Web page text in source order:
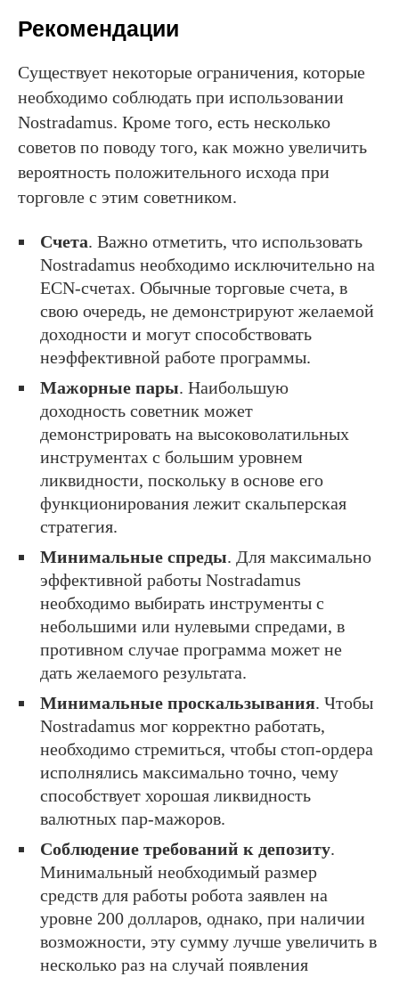
Рекомендации
Существует некоторые ограничения, которые
необходимо соблюдать при использовании
Nostradamus. Кроме того, есть несколько
советов по поводу того, как можно увеличить
вероятность положительного исхода при
торговле с этим советником.
Счета. Важно отметить, что использовать
Nostradamus необходимо исключительно на
ECN-счетах. Обычные торговые счета, в
свою очередь, не демонстрируют желаемой
доходности и могут способствовать
неэффективной работе программы.
Мажорные пары. Наибольшую
доходность советник может
демонстрировать на высоковолатильных
инструментах с большим уровнем
ликвидности, поскольку в основе его
функционирования лежит скальперская
стратегия.
Минимальные спреды. Для максимально
эффективной работы Nostradamus
необходимо выбирать инструменты с
небольшими или нулевыми спредами, в
противном случае программа может не
дать желаемого результата.
Минимальные проскальзывания. Чтобы
Nostradamus мог корректно работать,
необходимо стремиться, чтобы стоп-ордера
исполнялись максимально точно, чему
способствует хорошая ликвидность
валютных пар-мажоров.
Соблюдение требований к депозиту.
Минимальный необходимый размер
средств для работы робота заявлен на
уровне 200 долларов, однако, при наличии
возможности, эту сумму лучше увеличить в
несколько раз на случай появления